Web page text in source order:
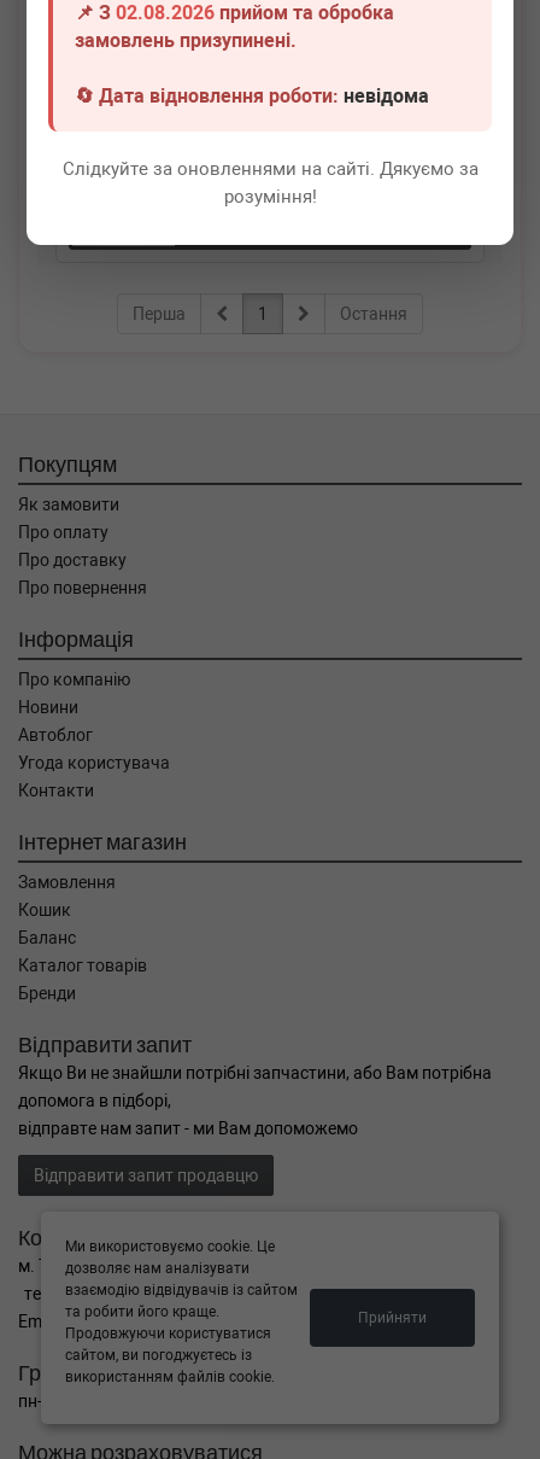
📌 З02.08.2026 прийом та обробка
замовлень призупинені.
🔄 Дата відновлення роботи:невідома
Слідкуйте за оновленнями на сайті. Дякуємо за
розуміння!
ADLER 1Z5945097
1 750 грн Всі ціни
Перша 1 Остання
Покупцям
Як замовити
Про оплату
Про доставку
Про повернення
Інформація
Про компанію
Новини
Автоблог
Угода користувача
Контакти
Інтернет магазин
Замовлення
Кошик
Баланс
Каталог товарів
Бренди
Відправити запит
Якщо Ви не знайшли потрібні запчастини, або Вам потрібна
допомога в підборі,
відправте нам запит - ми Вам допоможемо
Відправити запит продавцю
Контакти
м. Тернопіль вул. Микулинецька 106а
тел. +38(099)650-59-19
Email. autokitparts@yahoo.com
Графік роботи
пн-пт з 9:00 до 17:00, сб - вихідний, нд - вихідний
Можна розраховуватися
Ми використовуємо cookie. Це
дозволяє нам аналізувати
взаємодію відвідувачів із сайтом
та робити його краще.
Продовжуючи користуватися
сайтом, ви погоджуєтесь із
використанням файлів cookie.
Прийняти